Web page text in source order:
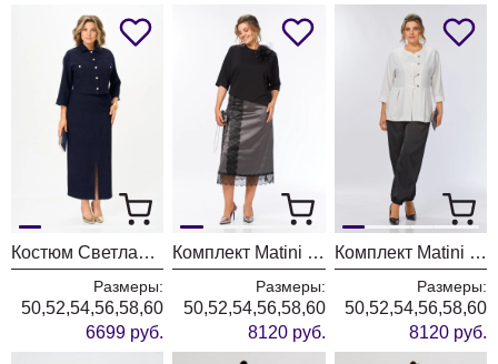
Костюм Светлана-Стиль 2352 синий
Размеры:
50,52,54,56,58,60
6699 руб.
Комплект Matini 1.1817
Размеры:
50,52,54,56,58,60
8120 руб.
Комплект Matini 1.1825
Размеры:
50,52,54,56,58,60
8120 руб.